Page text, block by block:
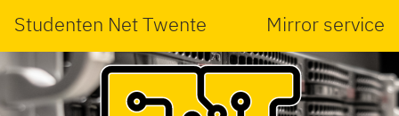
Studenten Net Twente Mirror service